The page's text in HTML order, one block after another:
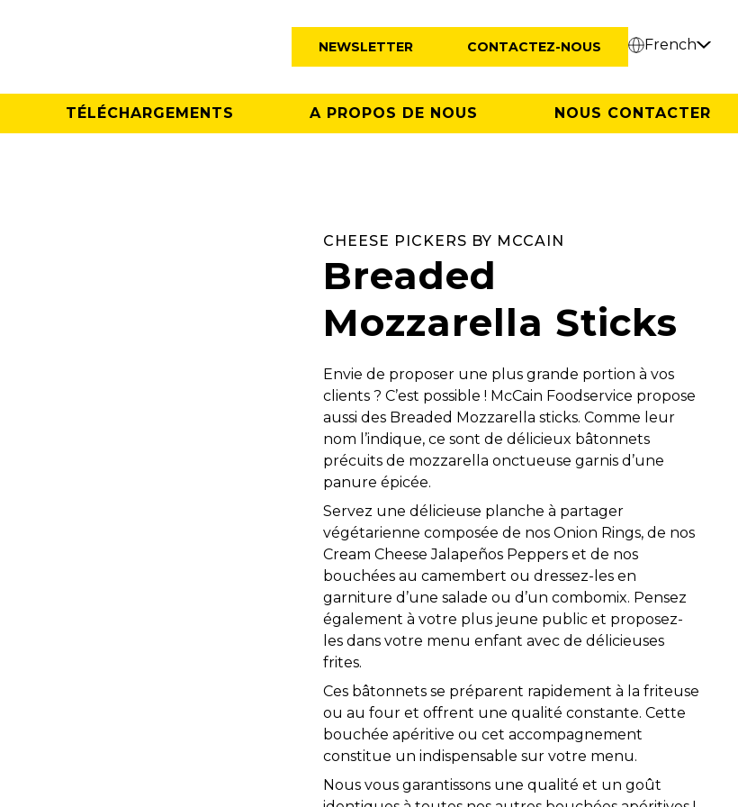
NEWSLETTER CONTACTEZ-NOUS French
TÉLÉCHARGEMENTS A PROPOS DE NOUS NOUS CONTACTER
CHEESE PICKERS BY MCCAIN
Breaded
Mozzarella Sticks
Envie de proposer une plus grande portion à vos
clients ? C’est possible ! McCain Foodservice propose
aussi des Breaded Mozzarella sticks. Comme leur
nom l’indique, ce sont de délicieux bâtonnets
précuits de mozzarella onctueuse garnis d’une
panure épicée.
Servez une délicieuse planche à partager
végétarienne composée de nos Onion Rings, de nos
Cream Cheese Jalapeños Peppers et de nos
bouchées au camembert ou dressez-les en
garniture d’une salade ou d’un combomix. Pensez
également à votre plus jeune public et proposez-
les dans votre menu enfant avec de délicieuses
frites.
Ces bâtonnets se préparent rapidement à la friteuse
ou au four et offrent une qualité constante. Cette
bouchée apéritive ou cet accompagnement
constitue un indispensable sur votre menu.
Nous vous garantissons une qualité et un goût